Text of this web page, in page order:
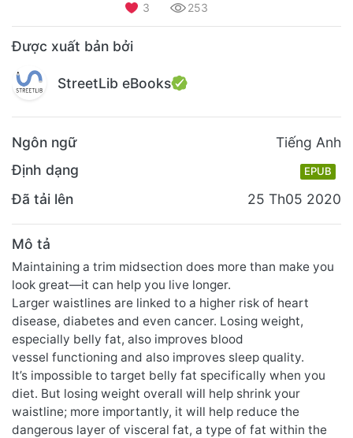
3 253
Được xuất bản bởi
StreetLib eBooks
Ngôn ngữ
Tiếng Anh
Định dạng
EPUB
Đã tải lên 25 Th05 2020
Mô tả
Maintaining a trim midsection does more than make you
look great—it can help you live longer.
Larger waistlines are linked to a higher risk of heart
disease, diabetes and even cancer. Losing weight,
especially belly fat, also improves blood
vessel functioning and also improves sleep quality.
It’s impossible to target belly fat specifically when you
diet. But losing weight overall will help shrink your
waistline; more importantly, it will help reduce the
dangerous layer of visceral fat, a type of fat within the